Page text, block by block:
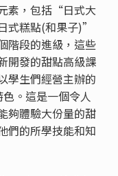
素，包括“日式大
糕點(和果子)”
階段的進級，這些
開發的甜點高級課
學生們經營主辦的
。這是一個令人
夠體驗大份量的甜
們的所學技能和知